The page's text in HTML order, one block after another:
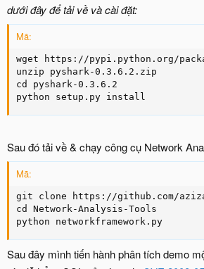
dưới đây để tải về và cài đặt:
Mã:
wget https://pypi.python.org/
unzip pyshark-0.3.6.2.zip
cd pyshark-0.3.6.2
python setup.py install
Sau đó tải về & chạy công cụ Network
Mã:
git clone https://github.com/
cd Network-Analysis-Tools
python networkframework.py
Sau đây mình tiến hành phân tích demo